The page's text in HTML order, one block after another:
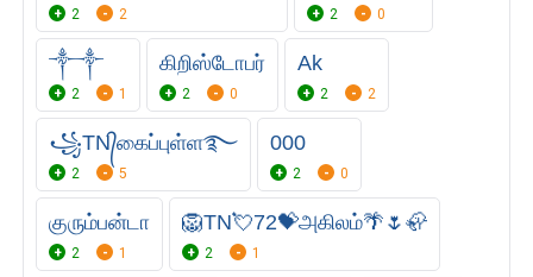
2 2 2 0
༒༒
2 1
கிறிஸ்டோபர்
2 0
Ak
2 2
꧁TN᭄கைப்புள்ள࿐
2 5
000
2 0
குரும்பன்டா
2 1
🦁TN💘72💝அகிலம்🌴🌷🦣
2 1